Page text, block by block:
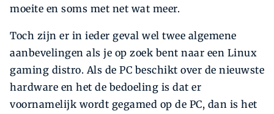
moeite en soms met net wat meer.
Toch zijn er in ieder geval wel twee algemene
aanbevelingen als je op zoek bent naar een Linux
gaming distro. Als de PC beschikt over de nieuwste
hardware en het de bedoeling is dat er
voornamelijk wordt gegamed op de PC, dan is het